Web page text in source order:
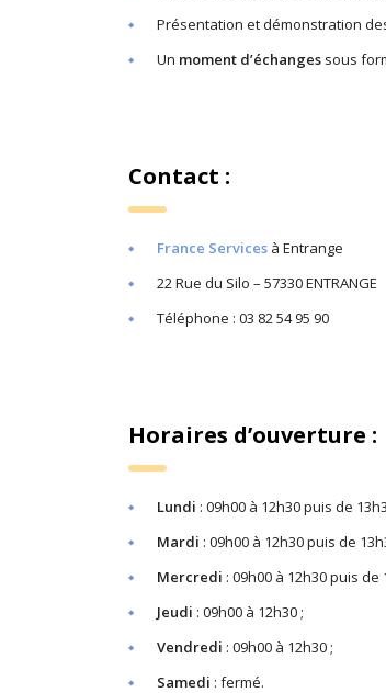
Présentation et démonstration
Un moment d’échanges sous
Contact :
France Services à Entrange
22 Rue du Silo – 57330 ENTRANGE
Téléphone : 03 82 54 95 90
Horaires d’ouverture :
Lundi : 09h00 à 12h30 puis de
Mardi : 09h00 à 12h30 puis de
Mercredi : 09h00 à 12h30 puis de
Jeudi : 09h00 à 12h30 ;
Vendredi : 09h00 à 12h30 ;
Samedi : fermé.